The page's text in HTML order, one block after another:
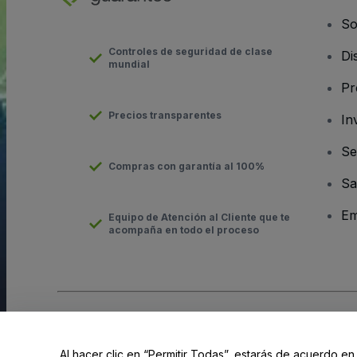
Controles de seguridad de clase
mundial
Precios transparentes
Compras con garantía al 100%
Equipo de Atención al Cliente que te
acompaña en todo el proceso
Al hacer clic en “Permitir Todas”, estarás de acuerdo